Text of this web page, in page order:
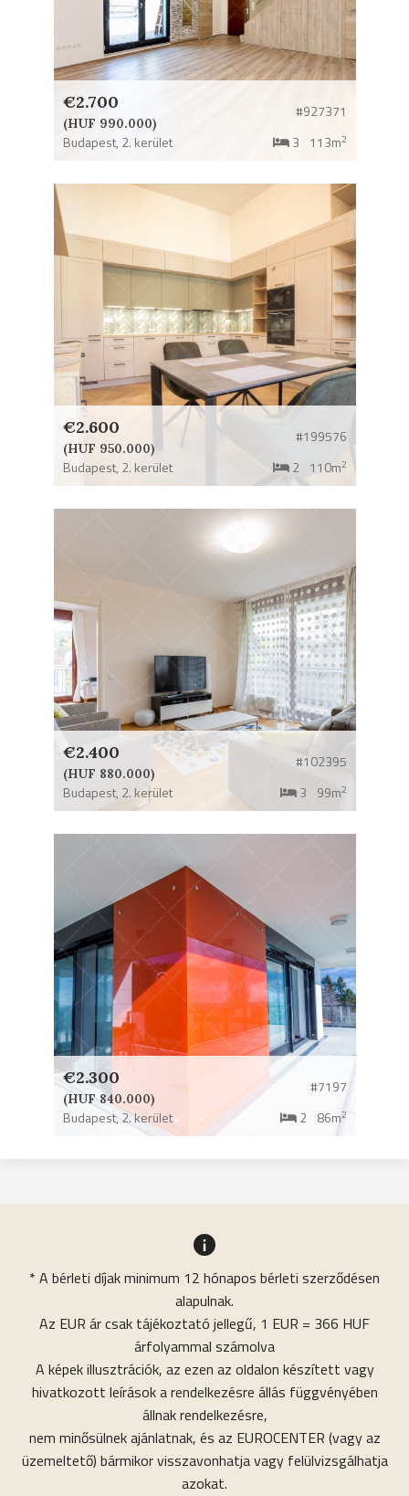
€2.700
(HUF 990.000)
#927371
Budapest, 2. kerület 3 113m2
€2.600
(HUF 950.000)
#199576
Budapest, 2. kerület 2 110m2
€2.400
(HUF 880.000)
#102395
Budapest, 2. kerület 3 99m2
€2.300
(HUF 840.000)
#7197
Budapest, 2. kerület 2 86m2
* A bérleti díjak minimum 12 hónapos bérleti szerződésen
alapulnak.
Az EUR ár csak tájékoztató jellegű, 1 EUR = 366 HUF
árfolyammal számolva
A képek illusztrációk, az ezen az oldalon készített vagy
hivatkozott leírások a rendelkezésre állás függvényében
állnak rendelkezésre,
nem minősülnek ajánlatnak, és az EUROCENTER (vagy az
üzemeltető) bármikor visszavonhatja vagy felülvizsgálhatja
azokat.